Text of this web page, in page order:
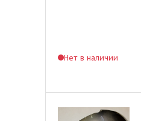
Нет в наличии